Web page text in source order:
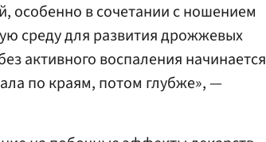
особенно в сочетании с ношением
среду для развития дрожжевых
активного воспаления начинается
по краям, потом глубже», —